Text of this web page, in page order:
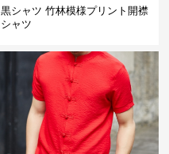
黒シャツ 竹林模様プリント開襟
シャツ